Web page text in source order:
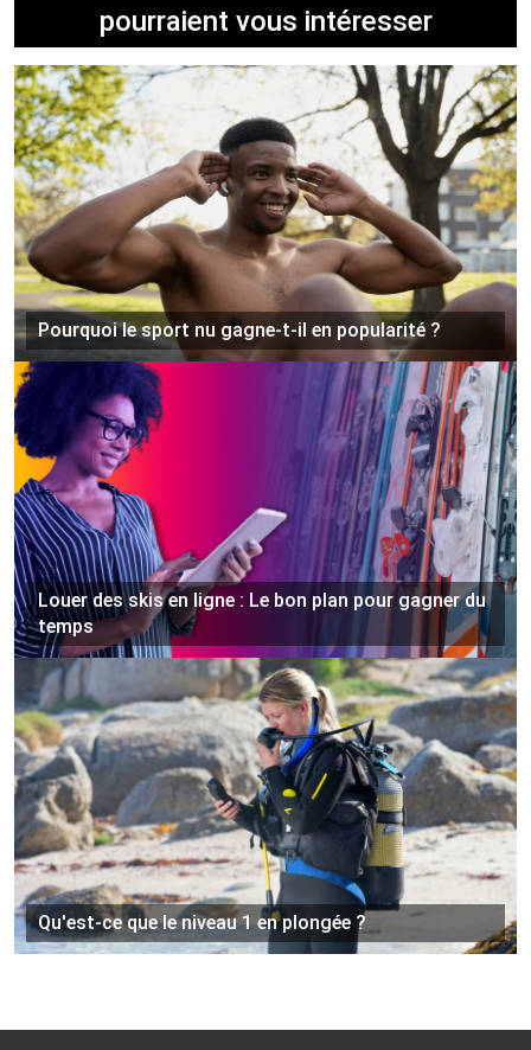
pourraient vous intéresser
Pourquoi le sport nu gagne-t-il en popularité ?
Louer des skis en ligne : Le bon plan pour gagner du
temps
Qu'est-ce que le niveau 1 en plongée ?